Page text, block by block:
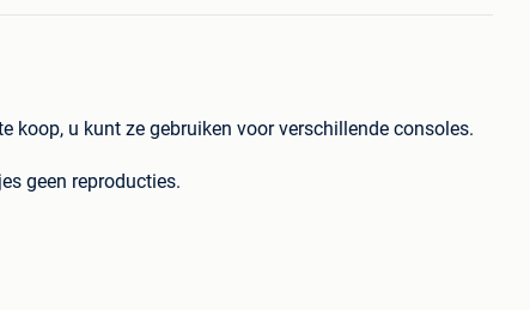
koop, u kunt ze gebruiken voor verschillende consoles.
geen reproducties.
met Pokewalker 450 euro